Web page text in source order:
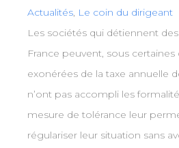
Actualités, Le coin du dirigeant
Les sociétés qui détiennent
France peuvent, sous
exonérées de la taxe annuelle
n’ont pas accompli les
mesure de tolérance leur
régulariser leur situation sans